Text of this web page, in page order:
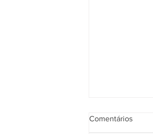
Comentários